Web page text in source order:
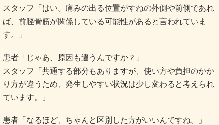
スタッフ「はい。痛みの出る位置がすねの外側や前側であれ
ば、前脛骨筋が関係している可能性があると言われていま
す。」
患者「じゃあ、原因も違うんですか？」
スタッフ「共通する部分もありますが、使い方や負担のかか
り方が違うため、発生しやすい状況は少し変わると考えられ
ています。」
患者「なるほど、ちゃんと区別した方がいいんですね。」